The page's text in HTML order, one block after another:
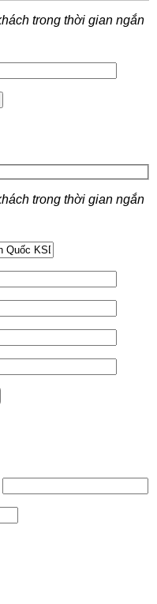
trong thời gian ngắn
trong thời gian ngắn